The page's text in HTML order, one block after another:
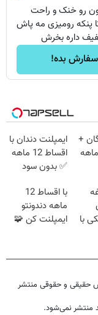
رو خنک و راحت
پنکه رومیزی مه پاش
داره بخرش
سفارش بده!
+
اقساط ۱۲ ماهه
ایمپلنت دندان با
اقساط 12 ماهه
✅ بدون سود
با
با اقساط 12
ماهه دندونتو
ایمپلنت کن 🧩
حقیقی و حقوقی منتشر
منتشر نمی‌شود.